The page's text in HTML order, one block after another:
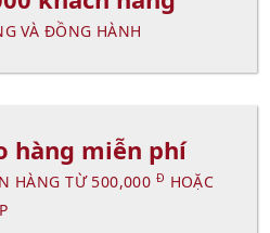
VÀ ĐỒNG HÀNH
hàng miễn phí
HÀNG TỪ 500,000 Đ HOẶC